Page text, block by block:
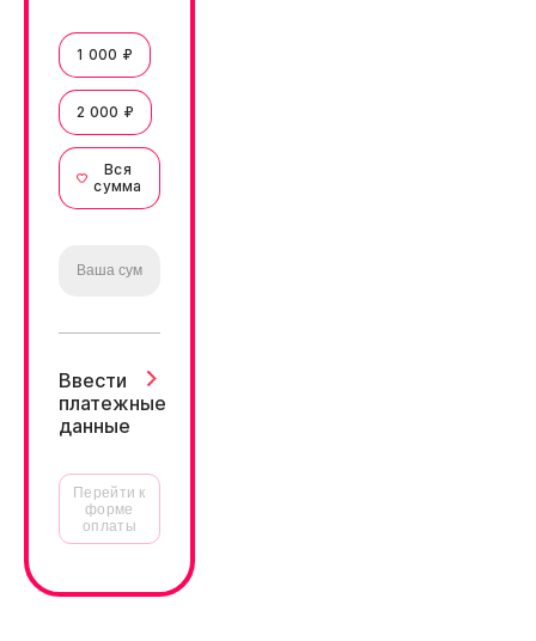
1 000 ₽
2 000 ₽
Вся
сумма
Ввести
платежные
данные
Перейти к
форме
оплаты